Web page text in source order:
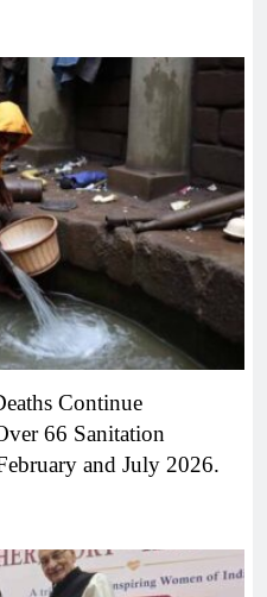
Continue
66 Sanitation
and July 2026.